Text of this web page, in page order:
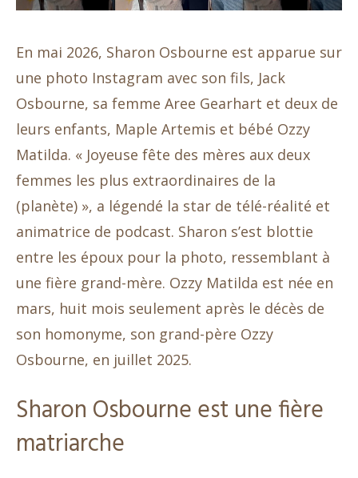
En mai 2026, Sharon Osbourne est apparue sur
une photo Instagram avec son fils, Jack
Osbourne, sa femme Aree Gearhart et deux de
leurs enfants, Maple Artemis et bébé Ozzy
Matilda. « Joyeuse fête des mères aux deux
femmes les plus extraordinaires de la
(planète) », a légendé la star de télé-réalité et
animatrice de podcast. Sharon s’est blottie
entre les époux pour la photo, ressemblant à
une fière grand-mère. Ozzy Matilda est née en
mars, huit mois seulement après le décès de
son homonyme, son grand-père Ozzy
Osbourne, en juillet 2025.
Sharon Osbourne est une fière
matriarche